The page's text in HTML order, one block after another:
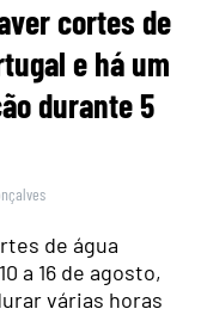
cortes de
e há um
durante 5
de água
a 16 de agosto,
várias horas